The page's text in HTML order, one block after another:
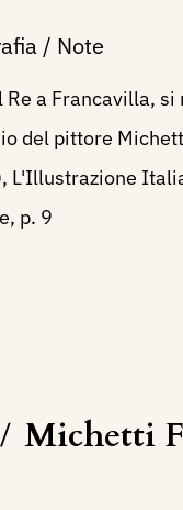
/ Note
a Francavilla,
del pittore
L'Illustrazione
p. 9
Michetti